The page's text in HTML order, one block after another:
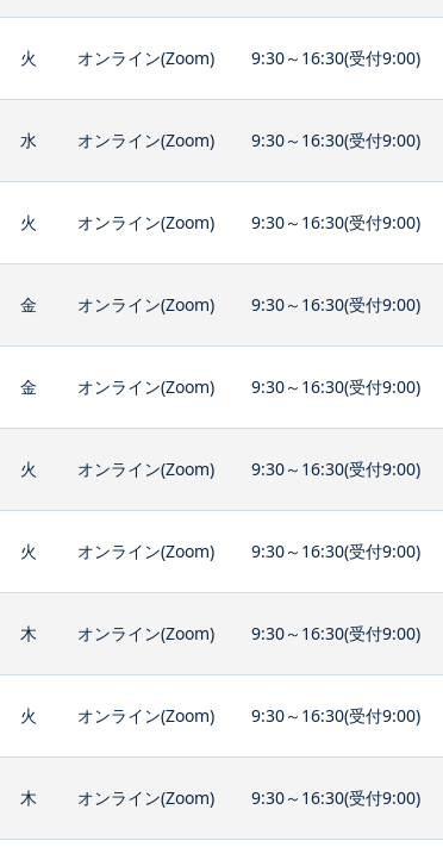
火 オンライン(Zoom) 9:30～16:30(受付9:00)
水 オンライン(Zoom) 9:30～16:30(受付9:00)
火 オンライン(Zoom) 9:30～16:30(受付9:00)
金 オンライン(Zoom) 9:30～16:30(受付9:00)
金 オンライン(Zoom) 9:30～16:30(受付9:00)
火 オンライン(Zoom) 9:30～16:30(受付9:00)
火 オンライン(Zoom) 9:30～16:30(受付9:00)
木 オンライン(Zoom) 9:30～16:30(受付9:00)
火 オンライン(Zoom) 9:30～16:30(受付9:00)
木 オンライン(Zoom) 9:30～16:30(受付9:00)